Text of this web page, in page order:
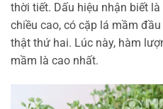
thời tiết. Dấu hiệu nhận biết
chiều cao, có cặp lá mầm
thật thứ hai. Lúc này, hàm
mầm là cao nhất.